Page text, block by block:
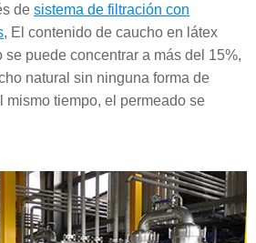
de sistema de filtración con
, El contenido de caucho en látex
puede concentrar a más del 15%,
natural sin ninguna forma de
mismo tiempo, el permeado se